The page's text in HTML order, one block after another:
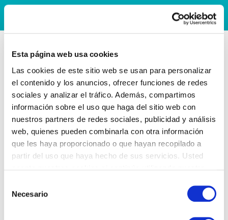
Esta página web usa cookies
Las cookies de este sitio web se usan para personalizar
el contenido y los anuncios, ofrecer funciones de redes
sociales y analizar el tráfico. Además, compartimos
información sobre el uso que haga del sitio web con
nuestros partners de redes sociales, publicidad y análisis
web, quienes pueden combinarla con otra información
que les haya proporcionado o que hayan recopilado a
partir del uso que haya hecho de sus servicios. Usted
Necesario